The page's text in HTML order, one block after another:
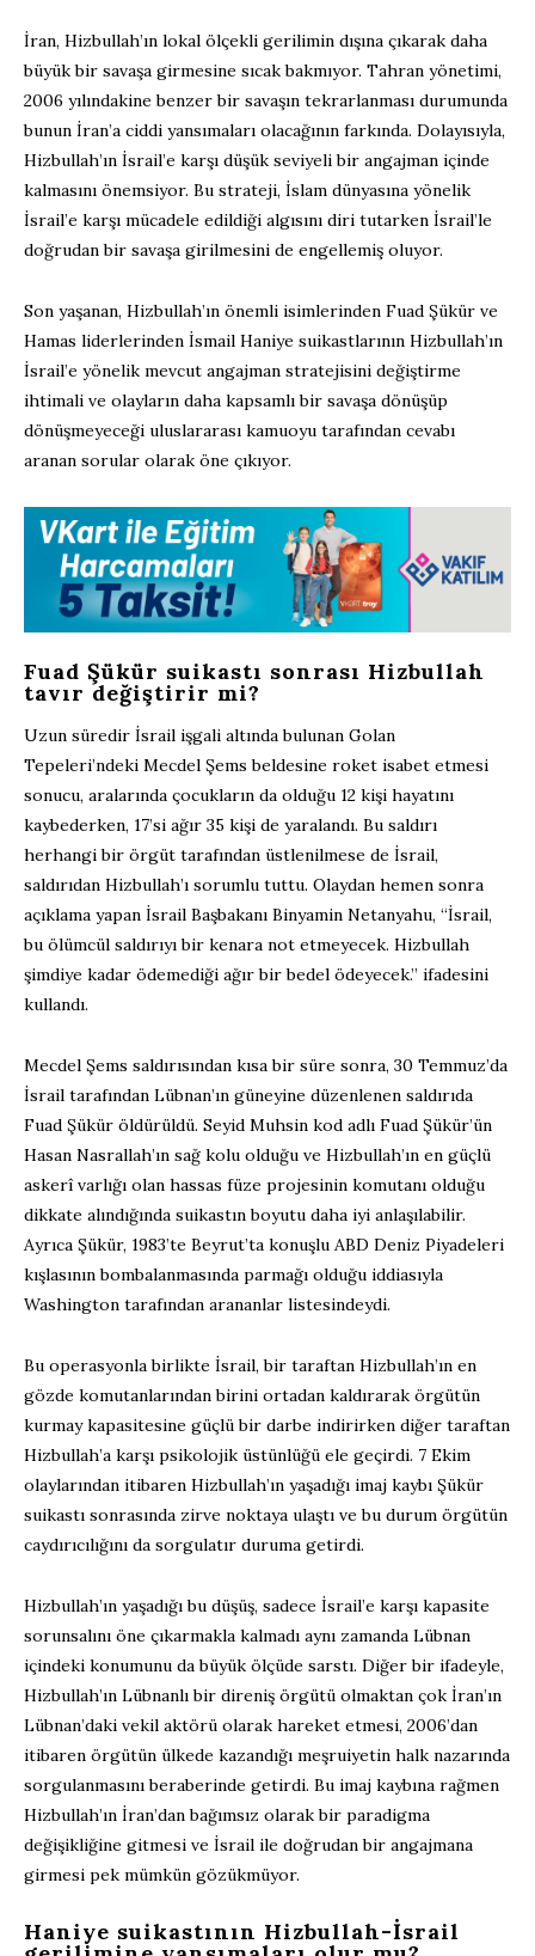
İran, Hizbullah’ın lokal ölçekli gerilimin dışına çıkarak daha
büyük bir savaşa girmesine sıcak bakmıyor. Tahran yönetimi,
2006 yılındakine benzer bir savaşın tekrarlanması durumunda
bunun İran’a ciddi yansımaları olacağının farkında. Dolayısıyla,
Hizbullah’ın İsrail’e karşı düşük seviyeli bir angajman içinde
kalmasını önemsiyor. Bu strateji, İslam dünyasına yönelik
İsrail’e karşı mücadele edildiği algısını diri tutarken İsrail’le
doğrudan bir savaşa girilmesini de engellemiş oluyor.
Son yaşanan, Hizbullah’ın önemli isimlerinden Fuad Şükür ve
Hamas liderlerinden İsmail Haniye suikastlarının Hizbullah’ın
İsrail’e yönelik mevcut angajman stratejisini değiştirme
ihtimali ve olayların daha kapsamlı bir savaşa dönüşüp
dönüşmeyeceği uluslararası kamuoyu tarafından cevabı
aranan sorular olarak öne çıkıyor.
Fuad Şükür suikastı sonrası Hizbullah
tavır değiştirir mi?
Uzun süredir İsrail işgali altında bulunan Golan
Tepeleri’ndeki Mecdel Şems beldesine roket isabet etmesi
sonucu, aralarında çocukların da olduğu 12 kişi hayatını
kaybederken, 17’si ağır 35 kişi de yaralandı. Bu saldırı
herhangi bir örgüt tarafından üstlenilmese de İsrail,
saldırıdan Hizbullah’ı sorumlu tuttu. Olaydan hemen sonra
açıklama yapan İsrail Başbakanı Binyamin Netanyahu, “İsrail,
bu ölümcül saldırıyı bir kenara not etmeyecek. Hizbullah
şimdiye kadar ödemediği ağır bir bedel ödeyecek.” ifadesini
kullandı.
Mecdel Şems saldırısından kısa bir süre sonra, 30 Temmuz’da
İsrail tarafından Lübnan’ın güneyine düzenlenen saldırıda
Fuad Şükür öldürüldü. Seyid Muhsin kod adlı Fuad Şükür’ün
Hasan Nasrallah’ın sağ kolu olduğu ve Hizbullah’ın en güçlü
askerî varlığı olan hassas füze projesinin komutanı olduğu
dikkate alındığında suikastın boyutu daha iyi anlaşılabilir.
Ayrıca Şükür, 1983’te Beyrut’ta konuşlu ABD Deniz Piyadeleri
kışlasının bombalanmasında parmağı olduğu iddiasıyla
Washington tarafından arananlar listesindeydi.
Bu operasyonla birlikte İsrail, bir taraftan Hizbullah’ın en
gözde komutanlarından birini ortadan kaldırarak örgütün
kurmay kapasitesine güçlü bir darbe indirirken diğer taraftan
Hizbullah’a karşı psikolojik üstünlüğü ele geçirdi. 7 Ekim
olaylarından itibaren Hizbullah’ın yaşadığı imaj kaybı Şükür
suikastı sonrasında zirve noktaya ulaştı ve bu durum örgütün
caydırıcılığını da sorgulatır duruma getirdi.
Hizbullah’ın yaşadığı bu düşüş, sadece İsrail’e karşı kapasite
sorunsalını öne çıkarmakla kalmadı aynı zamanda Lübnan
içindeki konumunu da büyük ölçüde sarstı. Diğer bir ifadeyle,
Hizbullah’ın Lübnanlı bir direniş örgütü olmaktan çok İran’ın
Lübnan’daki vekil aktörü olarak hareket etmesi, 2006’dan
itibaren örgütün ülkede kazandığı meşruiyetin halk nazarında
sorgulanmasını beraberinde getirdi. Bu imaj kaybına rağmen
Hizbullah’ın İran’dan bağımsız olarak bir paradigma
değişikliğine gitmesi ve İsrail ile doğrudan bir angajmana
girmesi pek mümkün gözükmüyor.
Haniye suikastının Hizbullah-İsrail